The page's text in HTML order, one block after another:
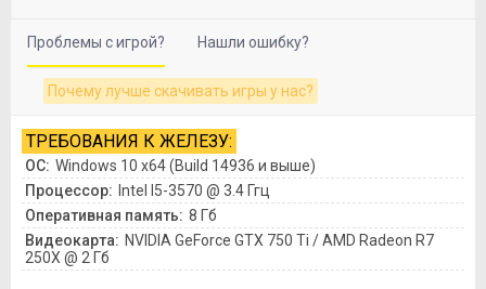
Проблемы с игрой? Нашли ошибку?
Почему лучше скачивать игры у нас?
ТРЕБОВАНИЯ К ЖЕЛЕЗУ:
ОС: Windows 10 x64 (Build 14936 и выше)
Процессор: Intel I5-3570 @ 3.4 Ггц
Оперативная память: 8 Гб
Видеокарта: NVIDIA GeForce GTX 750 Ti / AMD Radeon R7
250X @ 2 Гб